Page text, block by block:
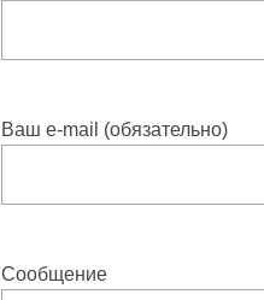
Ваш e-mail (обязательно)
Сообщение